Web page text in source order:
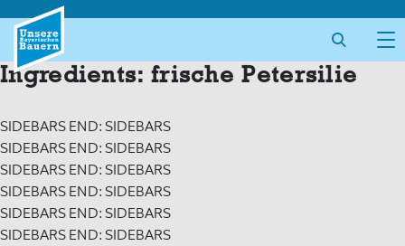
content
Ingredients: frische Petersilie
SIDEBARS END: SIDEBARS
SIDEBARS END: SIDEBARS
SIDEBARS END: SIDEBARS
SIDEBARS END: SIDEBARS
SIDEBARS END: SIDEBARS
SIDEBARS END: SIDEBARS